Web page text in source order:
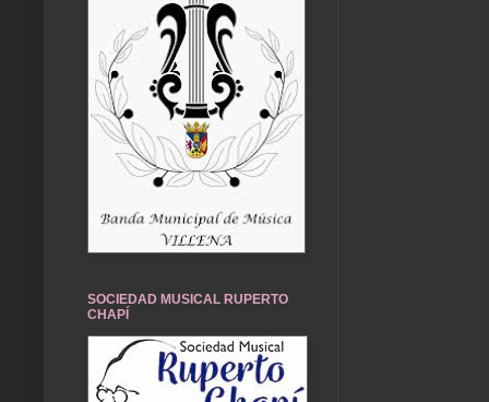
SOCIEDAD MUSICAL RUPERTO
CHAPÍ